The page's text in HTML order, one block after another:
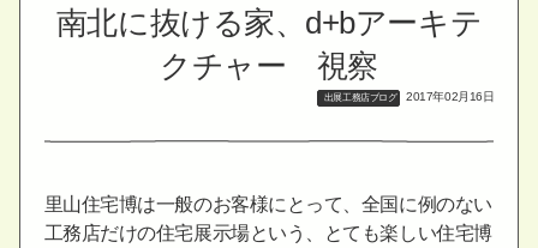
南北に抜ける家、d+bアーキテ
クチャー 視察
出展工務店ブログ 2017年02月16日
里山住宅博は一般のお客様にとって、全国に例のない
工務店だけの住宅展示場という、とても楽しい住宅博